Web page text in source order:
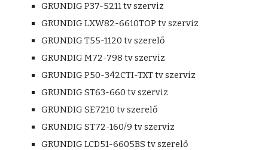
GRUNDIG P37-5211 tv szerviz
GRUNDIG LXW82-6610TOP tv szerviz
GRUNDIG T55-1120 tv szerelő
GRUNDIG M72-798 tv szerviz
GRUNDIG P50-342CTI-TXT tv szerviz
GRUNDIG ST63-660 tv szerviz
GRUNDIG SE7210 tv szerelő
GRUNDIG ST72-160/9 tv szerviz
GRUNDIG LCD51-6605BS tv szerelő